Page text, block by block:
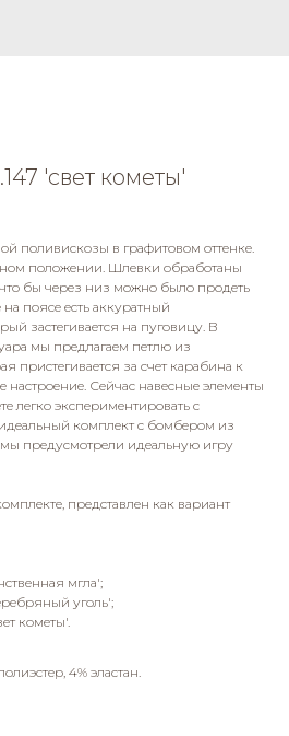
'свет кометы'
поливискозы в графитовом оттенке.
положении. Шлевки обработаны
бы через низ можно было продеть
поясе есть аккуратный
застегивается на пуговицу. В
мы предлагаем петлю из
пристегивается за счет карабина к
настроение. Сейчас навесные элементы
легко экспериментировать с
комплект с бомбером из
мы предусмотрели идеальную игру
представлен как вариант
мгла';
уголь';
кометы'.
4% эластан.